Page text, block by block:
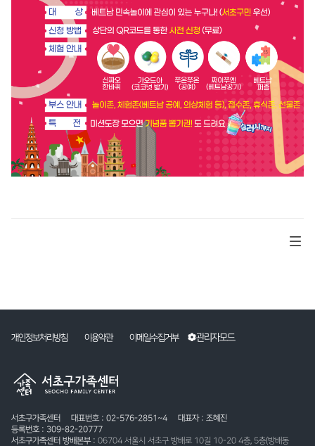
개인정보처리방침 이용약관 이메일수집거부 관리자모드
서초구가족센터 대표번호 : 02-576-2851~4
대표자 : 조혜진
등록번호 : 309-82-20777
서초구가족센터 방배본부 : 06704 서울시 서초구 방배로 10길 10-20 4층, 5층(방배동